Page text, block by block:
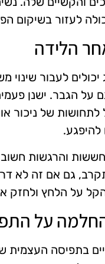
לעזור בשיקום
הלידה
לעבור שינוי
הגבר. ישנן
לתחושות של
להיפגע.
והרגשות
גם אם זה לא
על הלחץ ולחזק
על
בתפיסה העצמית